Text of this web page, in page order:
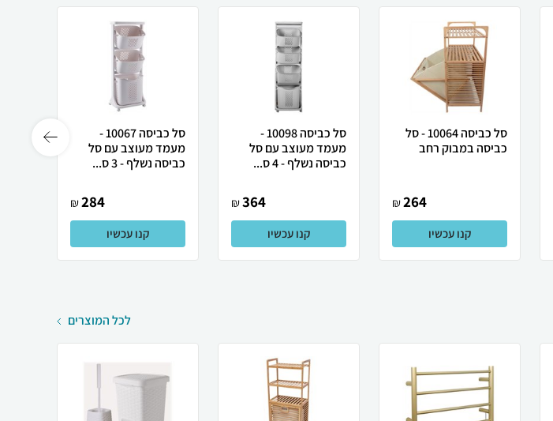
סל כביסה 10064 - סל
כביסה במבוק רחב
264
₪
קנו עכשיו
סל כביסה 10098 -
מעמד מעוצב עם סל
כביסה נשלף - 4 ס...
364
₪
קנו עכשיו
סל כביסה 10067 -
מעמד מעוצב עם סל
כביסה נשלף - 3 ס...
284
₪
קנו עכשיו
לכל המוצרים